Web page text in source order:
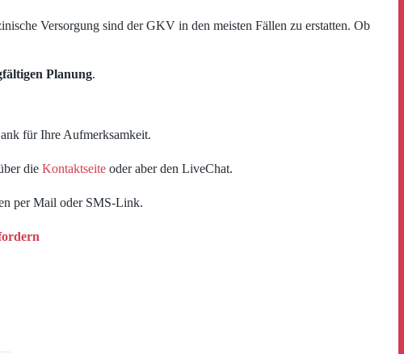
Versorgung sind der GKV in den meisten Fällen zu erstatten. Ob
Planung.
für Ihre Aufmerksamkeit.
die Kontaktseite oder aber den LiveChat.
per Mail oder SMS-Link.